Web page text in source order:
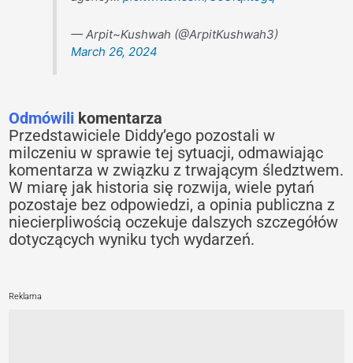
— Arpit~Kushwah (@ArpitKushwah3)
March 26, 2024
Odmówili komentarza
Przedstawiciele Diddy’ego pozostali w
milczeniu w sprawie tej sytuacji, odmawiając
komentarza w związku z trwającym śledztwem.
W miarę jak historia się rozwija, wiele pytań
pozostaje bez odpowiedzi, a opinia publiczna z
niecierpliwością oczekuje dalszych szczegółów
dotyczących wyniku tych wydarzeń.
Reklama